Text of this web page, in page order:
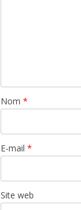
Nom *
E-mail *
Site web